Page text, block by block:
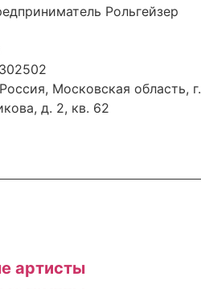
Рольгейзер
Московская область, г.
д. 2, кв. 62
артисты